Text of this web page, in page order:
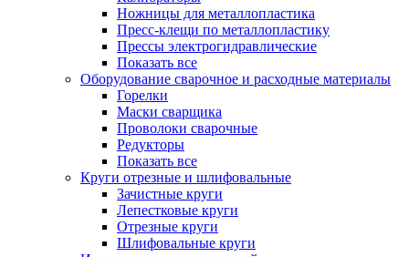
Ножницы для металлопластика
Пресс-клещи по металлопластику
Прессы электрогидравлические
Показать все
Оборудование сварочное и расходные материалы
Горелки
Маски сварщика
Проволоки сварочные
Редукторы
Показать все
Круги отрезные и шлифовальные
Зачистные круги
Лепестковые круги
Отрезные круги
Шлифовальные круги